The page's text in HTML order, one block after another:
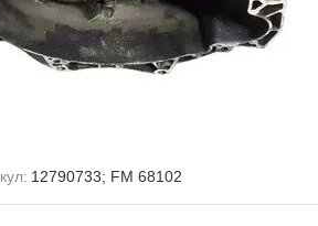
12790733; FM 68102